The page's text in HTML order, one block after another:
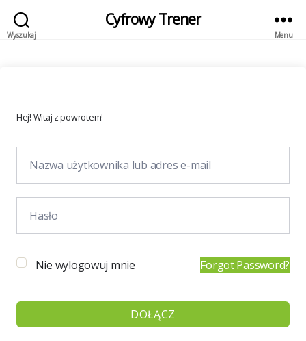
Wyszukaj
Cyfrowy Trener
Menu
Hej! Witaj z powrotem!
Nie wylogowuj mnie Forgot Password?
DOŁĄCZ